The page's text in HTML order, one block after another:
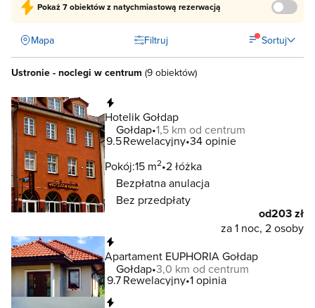
Pokaż7 obiektówz natychmiastową rezerwacją
Mapa Filtruj Sortuj
Ustronie - noclegi w centrum (9 obiektów)
Hotelik Gołdap
Gołdap 1,5 km od centrum
9.5Rewelacyjny 34 opinie
Pokój:15 m2 2 łóżka
Bezpłatna anulacja
Bez przedpłaty
od203 zł
za 1 noc, 2 osoby
Apartament EUPHORIA Gołdap
Gołdap 3,0 km od centrum
9.7Rewelacyjny 1 opinia